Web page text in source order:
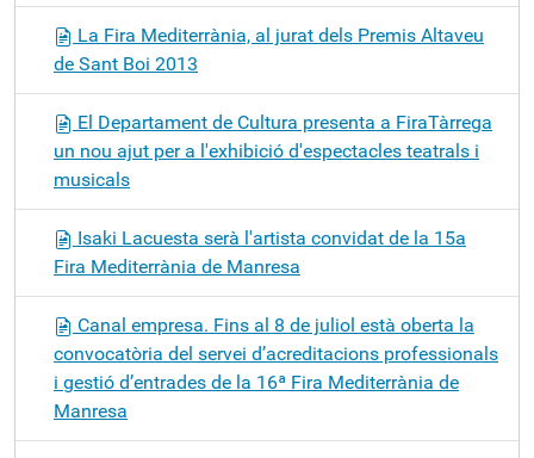
La Fira Mediterrània, al jurat dels Premis Altaveu
de Sant Boi 2013
El Departament de Cultura presenta a FiraTàrrega
un nou ajut per a l'exhibició d'espectacles teatrals i
musicals
Isaki Lacuesta serà l'artista convidat de la 15a
Fira Mediterrània de Manresa
Canal empresa. Fins al 8 de juliol està oberta la
convocatòria del servei d’acreditacions professionals
i gestió d’entrades de la 16ª Fira Mediterrània de
Manresa